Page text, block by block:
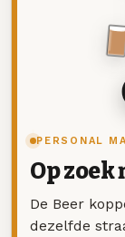
PERSONAL
Op zoek
De Beer
dezelfde